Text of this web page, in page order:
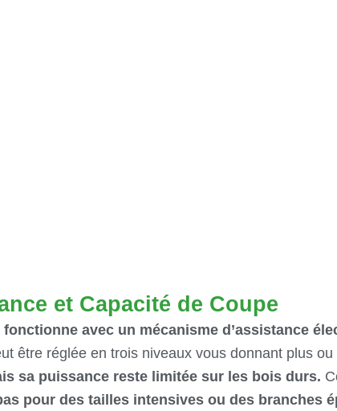
et Capacité de Coupe
fonctionne avec un mécanisme d’assistance
être réglée en trois niveaux vous donnant plus
sa puissance reste limitée sur les bois durs.
pour des tailles intensives ou des branches